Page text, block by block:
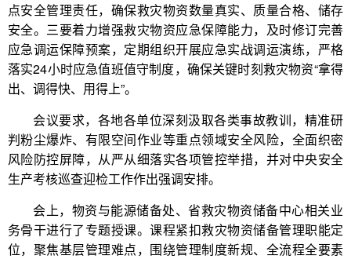
点安全管理责任，确保救灾物资数量真实、质量合格、储存
安全。三要着力增强救灾物资应急保障能力，及时修订完善
应急调运保障预案，定期组织开展应急实战调运演练，严格
落实24小时应急值班值守制度，确保关键时刻救灾物资“拿得
出、调得快、用得上”。
会议要求，各地各单位深刻汲取各类事故教训，精准研
判粉尘爆炸、有限空间作业等重点领域安全风险，全面织密
风险防控屏障，从严从细落实各项管控举措，并对中央安全
生产考核巡查迎检工作作出强调安排。
会上，物资与能源储备处、省救灾物资储备中心相关业
务骨干进行了专题授课。课程紧扣救灾物资储备管理职能定
位，聚焦基层管理难点，围绕管理制度新规、全流程全要素